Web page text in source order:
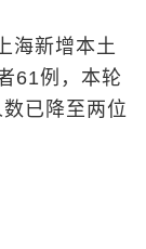
海新增本土
61例，本轮
已降至两位